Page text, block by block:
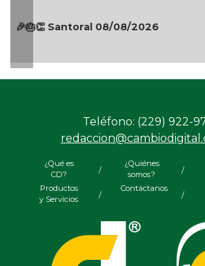
Teléfono: (229) 922-
¿Qué es
CD?
/
¿Quiénes
somos?
/
Productos
y Servicios
/
Contáctanos
/